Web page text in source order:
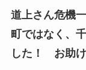
道上さん危機
町ではなく、
した！ お助け